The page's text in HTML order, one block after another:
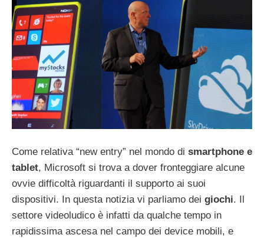
Come relativa “new entry” nel mondo di smartphone e
tablet, Microsoft si trova a dover fronteggiare alcune
ovvie difficoltà riguardanti il supporto ai suoi
dispositivi. In questa notizia vi parliamo dei giochi. Il
settore videoludico è infatti da qualche tempo in
rapidissima ascesa nel campo dei device mobili, e